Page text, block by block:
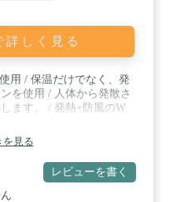
詳しく見る
用 / 保温だけでなく、発
を使用 / 人体から発散さ
ます。 / 発熱+防風のW
を見る
レビューを書く